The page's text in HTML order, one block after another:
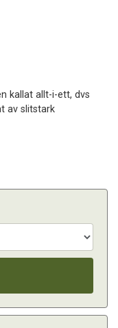
kallat allt-i-ett, dvs
av slitstark